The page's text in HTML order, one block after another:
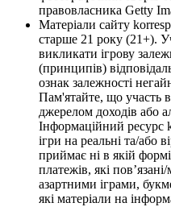
правовласника Getty
Матеріали сайту
старше 21 року (21+).
викликати ігрову
(принципів)
ознак залежності
Пам'ятайте, що участь
джерелом доходів або
Інформаційний ресурс
ігри на реальні та/або
приймає ні в якій
платежів, які
азартними іграми,
які матеріали на